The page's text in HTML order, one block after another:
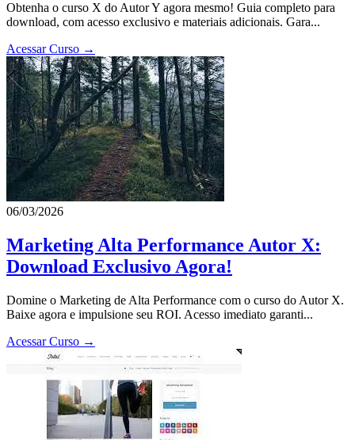
Obtenha o curso X do Autor Y agora mesmo! Guia completo para
download, com acesso exclusivo e materiais adicionais. Gara...
Acessar Curso →
06/03/2026
Marketing Alta Performance Autor X:
Download Exclusivo Agora!
Domine o Marketing de Alta Performance com o curso do Autor X.
Baixe agora e impulsione seu ROI. Acesso imediato garanti...
Acessar Curso →